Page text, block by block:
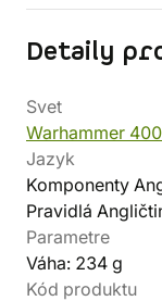
Detaily
Svet
Warhammer
Jazyk
Komponenty
Pravidlá
Parametre
Váha: 234 g
Kód produktu